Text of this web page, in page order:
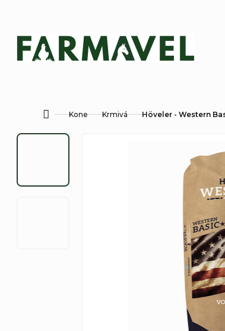
obsah
Domov
Kone Krmivá Höveler - Western